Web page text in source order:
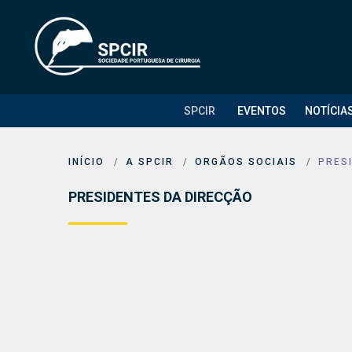
SPCIR EVENTOS
INÍCIO A SPCIR ORGÃOS SOCIAIS
PRESIDENTES DA DIRECÇÃO